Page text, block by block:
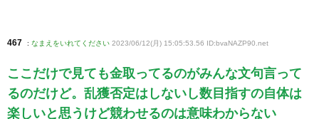
467 : なまえをいれてください 2023/06/12(月) 15:05:53.56 ID:bvaNAZP90 .net
ここだけで見ても金取ってるのがみんな文句言って
るのだけど。乱獲否定はしないし数目指すの自体は
楽しいと思うけど競わせるのは意味わからない